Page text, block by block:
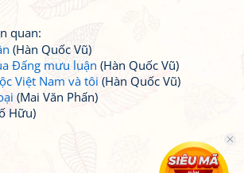
quan:
(Hàn Quốc Vũ)
Đấng mưu luận (Hàn Quốc Vũ)
Việt Nam và tôi (Hàn Quốc Vũ)
(Mai Văn Phấn)
Hữu)